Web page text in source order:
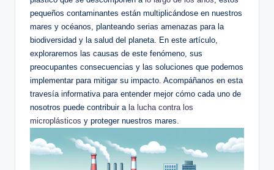
pequeños contaminantes están multiplicándose en nuestros
mares y océanos, planteando serias amenazas para la
biodiversidad y la ‍salud del planeta. En este artículo,
exploraremos las causas de este fenómeno, sus
preocupantes consecuencias⁣ y las soluciones que podemos
implementar​ para mitigar su impacto.‌ Acompáñanos⁤ en esta
travesía informativa para entender ⁤mejor cómo cada uno de
nosotros puede contribuir a la lucha contra los
microplásticos y proteger nuestros mares.